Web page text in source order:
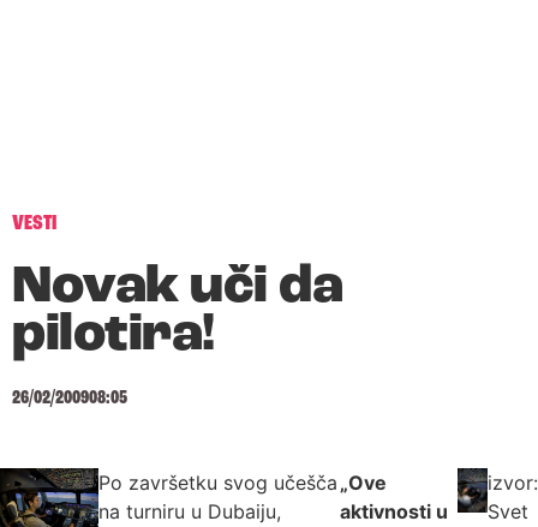
VESTI
Novak uči da
pilotira!
26/02/200908:05
Po završetku svog učešča
na turniru u Dubaiju,
„Ove
aktivnosti u
izvor:
Svet